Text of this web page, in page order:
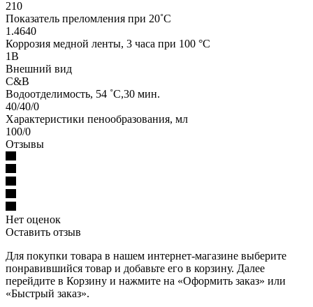
210
Показатель преломления при 20˚C
1.4640
Коррозия медной ленты, 3 часа при 100 °C
1B
Внешний вид
C&B
Водоотделимость, 54 ˚C,30 мин.
40/40/0
Характеристики пенообразования, мл
100/0
Отзывы
Нет оценок
Оставить отзыв
Для покупки товара в нашем интернет-магазине выберите
понравившийся товар и добавьте его в корзину. Далее
перейдите в Корзину и нажмите на «Оформить заказ» или
«Быстрый заказ».